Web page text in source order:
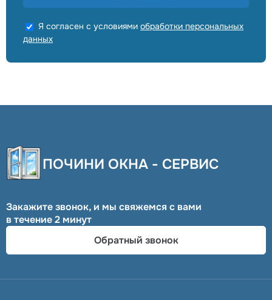
Я согласен с условиями обработки персональных
данных
ПОЧИНИ ОКНА - СЕРВИС
Закажите звонок, и мы свяжемся с вами
в течение 2 минут
Обратный звонок